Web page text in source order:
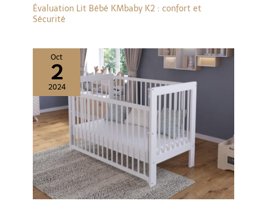
Évaluation Lit Bébé KMbaby K2 : confort et
Sécurité
Oct
2
2024